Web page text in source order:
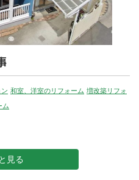
和室、洋室のリフォーム 増改築リフォ
ム
見る